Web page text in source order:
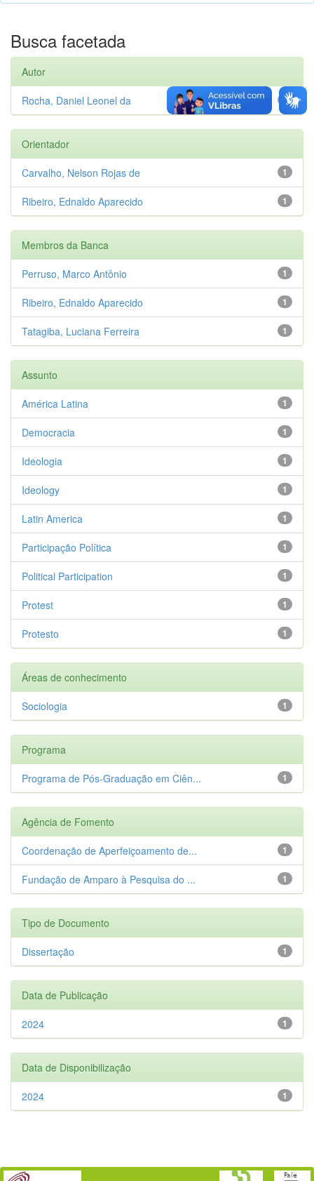
Busca facetada
Autor
1
Rocha, Daniel Leonel da
Orientador
1
Carvalho, Nelson Rojas de
1
Ribeiro, Ednaldo Aparecido
Membros da Banca
1
Perruso, Marco Antônio
1
Ribeiro, Ednaldo Aparecido
1
Tatagiba, Luciana Ferreira
Assunto
1
América Latina
1
Democracia
1
Ideologia
1
Ideology
1
Latin America
1
Participação Política
1
Political Participation
1
Protest
1
Protesto
Áreas de conhecimento
1
Sociologia
Programa
1
Programa de Pós-Graduação em Ciên...
Agência de Fomento
1
Coordenação de Aperfeiçoamento de...
1
Fundação de Amparo à Pesquisa do ...
Tipo de Documento
1
Dissertação
Data de Publicação
1
2024
Data de Disponibilização
1
2024